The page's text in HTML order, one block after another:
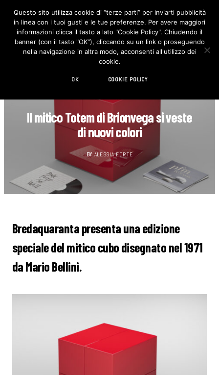
F
c
e
b
o
I
n
s
t
Il mitico Totem di Brionvega si veste
di nuovi colori
BY ALESSIA FORTE
Bredaquaranta presenta una edizione
speciale del mitico cubo disegnato nel 1971
da Mario Bellini.
Questo sito utilizza cookie di “terze parti” per inviarti pubblicità
in linea con i tuoi gusti e le tue preferenze. Per avere maggiori
informazioni clicca il tasto a lato "Cookie Policy". Chiudendo il
banner (con il tasto "OK"), cliccando su un link o proseguendo
nella navigazione in altra modo, acconsenti all'utilizzo dei
cookie.
OK COOKIE POLICY